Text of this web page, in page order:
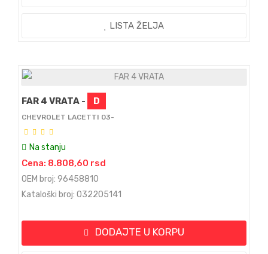
LISTA ŽELJA
FAR 4 VRATA - D
CHEVROLET LACETTI 03-
Na stanju
Cena: 8.808,60 rsd
OEM broj: 96458810
Kataloški broj: 032205141
DODAJTE U KORPU